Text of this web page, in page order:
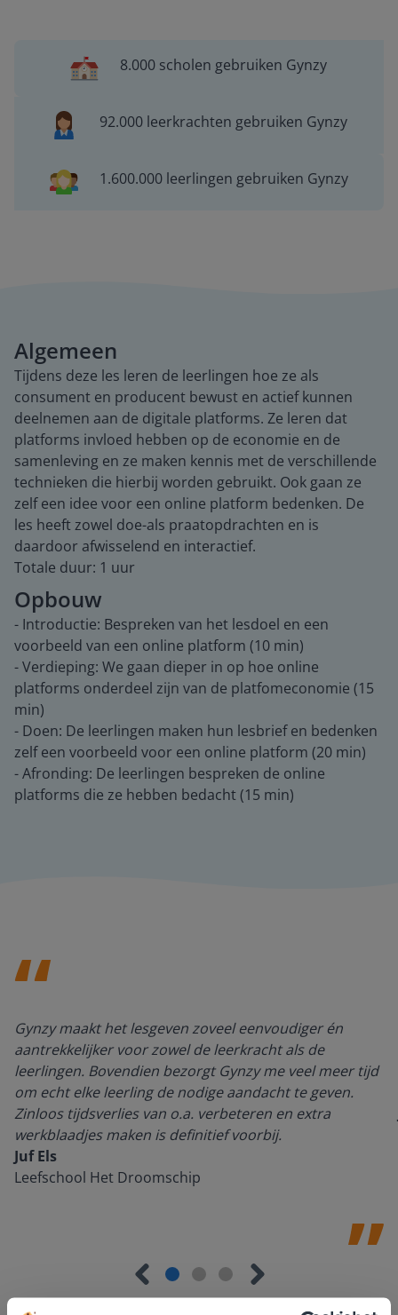
8.000 scholen gebruiken Gynzy
92.000 leerkrachten gebruiken Gynzy
1.600.000 leerlingen gebruiken Gynzy
Algemeen
Tijdens deze les leren de leerlingen hoe ze als
consument en producent bewust en actief kunnen
deelnemen aan de digitale platforms. Ze leren dat
platforms invloed hebben op de economie en de
samenleving en ze maken kennis met de verschillende
technieken die hierbij worden gebruikt. Ook gaan ze
zelf een idee voor een online platform bedenken. De
les heeft zowel doe-als praatopdrachten en is
daardoor afwisselend en interactief.
Totale duur: 1 uur
Opbouw
- Introductie: Bespreken van het lesdoel en een
voorbeeld van een online platform (10 min)
- Verdieping: We gaan dieper in op hoe online
platforms onderdeel zijn van de platfomeconomie (15
min)
- Doen: De leerlingen maken hun lesbrief en bedenken
zelf een voorbeeld voor een online platform (20 min)
- Afronding: De leerlingen bespreken de online
platforms die ze hebben bedacht (15 min)
Gynzy maakt het lesgeven zoveel eenvoudiger én
aantrekkelijker voor zowel de leerkracht als de
leerlingen. Bovendien bezorgt Gynzy me veel meer tijd
om echt elke leerling de nodige aandacht te geven.
Zinloos tijdsverlies van o.a. verbeteren en extra
werkblaadjes maken is definitief voorbij.
Juf Els
Leefschool Het Droomschip